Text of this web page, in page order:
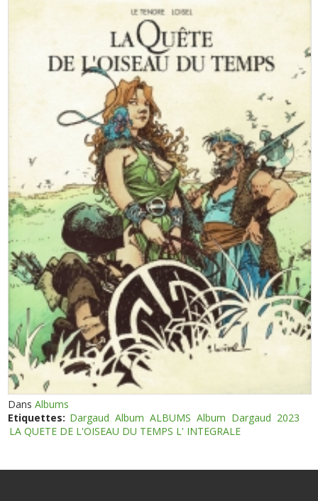
DansAlbums
Etiquettes: Dargaud Album ALBUMS Album Dargaud 2023
LA QUETE DE L'OISEAU DU TEMPS L' INTEGRALE